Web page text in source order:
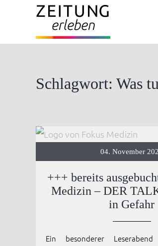
Schlagwort: Was
04. November
+++ bereits
Medizin – DER
in Gefahr
Ein besonderer